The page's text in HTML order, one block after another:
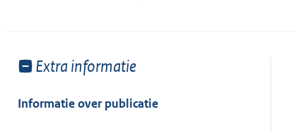
Toon
van:
Extra informatie
Informatie over publicatie